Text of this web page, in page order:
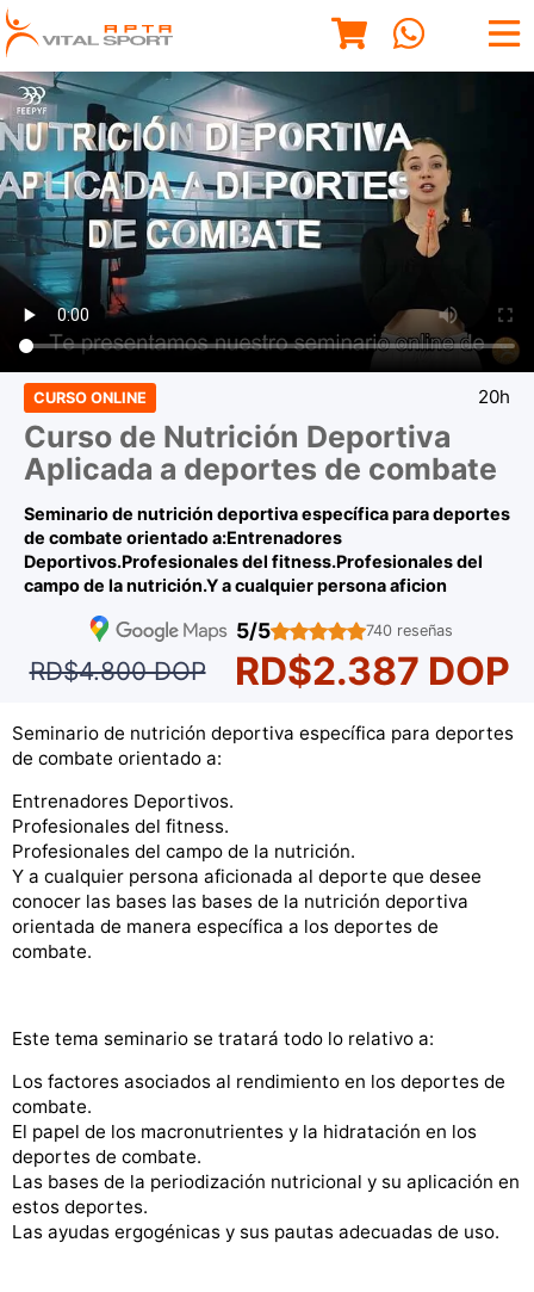
CURSO ONLINE 20h
Curso de Nutrición Deportiva
Aplicada a deportes de combate
Seminario de nutrición deportiva específica para deportes
de combate orientado a:Entrenadores
Deportivos.Profesionales del fitness.Profesionales del
campo de la nutrición.Y a cualquier persona aficion
5/5 740 reseñas
RD$4.800 DOP RD$2.387 DOP
Seminario de nutrición deportiva específica para deportes
de combate orientado a:
Entrenadores Deportivos.
Profesionales del fitness.
Profesionales del campo de la nutrición.
Y a cualquier persona aficionada al deporte que desee
conocer las bases las bases de la nutrición deportiva
orientada de manera específica a los deportes de
combate.
Este tema seminario se tratará todo lo relativo a:
Los factores asociados al rendimiento en los deportes de
combate.
El papel de los macronutrientes y la hidratación en los
deportes de combate.
Las bases de la periodización nutricional y su aplicación en
estos deportes.
Las ayudas ergogénicas y sus pautas adecuadas de uso.